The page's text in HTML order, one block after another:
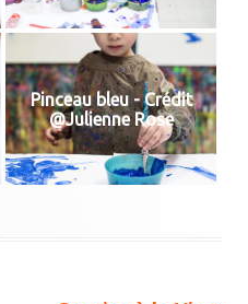
Pinceau bleu - Crédit
@Julienne Rose